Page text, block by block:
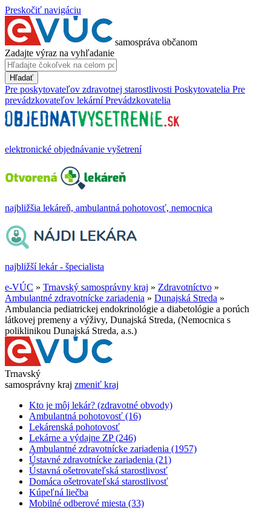
Preskočiť navigáciu
samospráva občanom
Zadajte výraz na vyhľadanie
Hľadať
Pre poskytovateľov zdravotnej starostlivosti Poskytovatelia Pre
prevádzkovateľov lekární Prevádzkovatelia
elektronické objednávanie vyšetrení
najbližšia lekáreň, ambulantná pohotovosť, nemocnica
najbližší lekár - špecialista
e-VÚC » Trnavský samosprávny kraj » Zdravotníctvo »
Ambulantné zdravotnícke zariadenia » Dunajská Streda »
Ambulancia pediatrickej endokrinológie a diabetológie a porúch
látkovej premeny a výživy, Dunajská Streda, (Nemocnica s
poliklinikou Dunajská Streda, a.s.)
Trnavský
samosprávny kraj zmeniť kraj
Kto je môj lekár? (zdravotné obvody)
Ambulantná pohotovosť (16)
Lekárenská pohotovosť
Lekárne a výdajne ZP (246)
Ambulantné zdravotnícke zariadenia (1957)
Ústavné zdravotnícke zariadenia (21)
Ústavná ošetrovateľská starostlivosť
Domáca ošetrovateľská starostlivosť
Kúpeľná liečba
Mobilné odberové miesta (33)